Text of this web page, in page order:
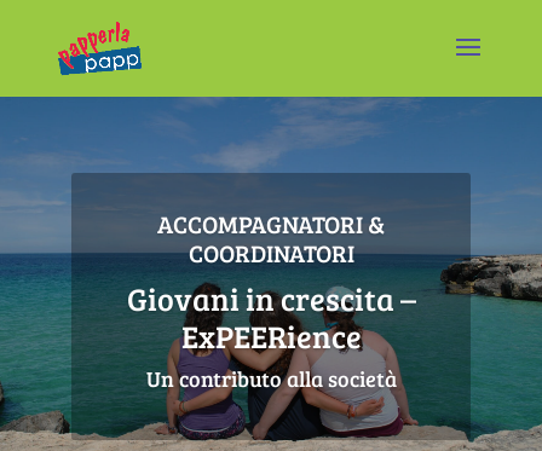
ACCOMPAGNATORI &
COORDINATORI
Giovani in crescita –
ExPEERience
Un contributo alla società